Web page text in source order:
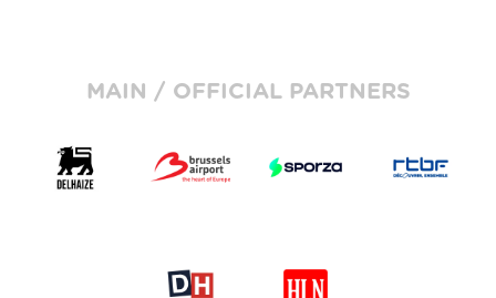
MAIN / OFFICIAL PARTNERS